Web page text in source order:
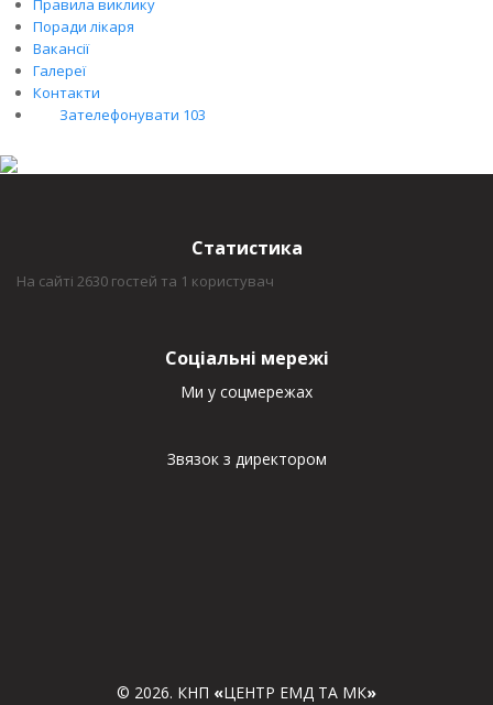
Поради лікаря
Вакансії
Галереї
Контакти
Зателефонувати 103
Статистика
На сайті 2630 гостей та 1 користувач
Соціальні мережі
Ми у соцмережах
Звязок з директором
© 2026. КНП «ЦЕНТР ЕМД ТА МК»